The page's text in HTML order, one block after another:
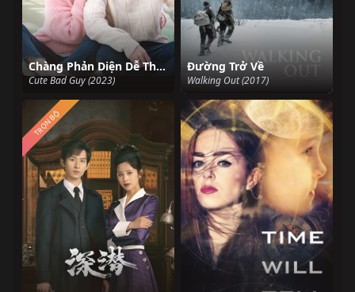
Chàng Phản Diện Dễ Thương
Cute Bad Guy (2023)
Đường Trở Về
Walking Out (2017)
TRỌN BỘ